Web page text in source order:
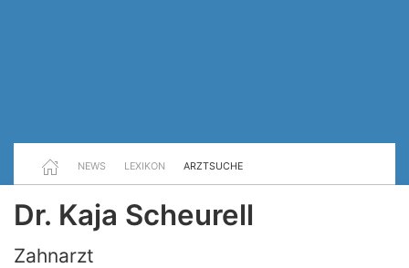
NEWS LEXIKON ARZTSUCHE
Dr. Kaja Scheurell
Zahnarzt